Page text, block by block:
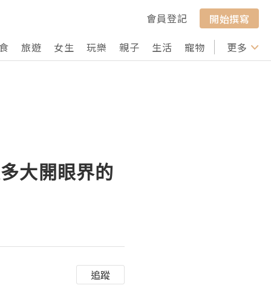
會員登記
開始撰寫
旅遊 女生 玩樂 親子 生活 寵物 行山 打卡
更多
大開眼界的
追蹤